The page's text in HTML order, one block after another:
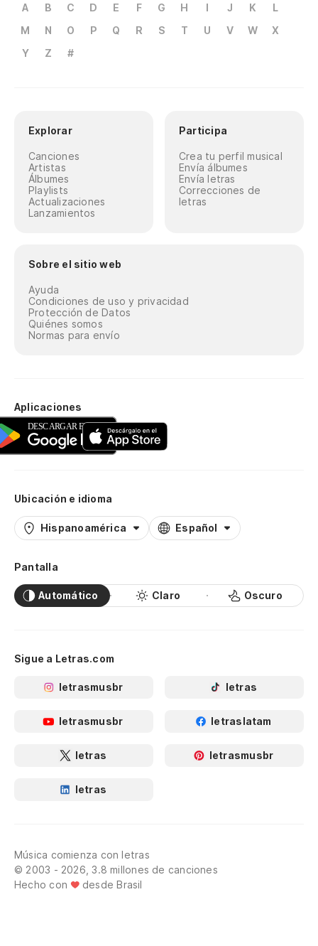
A B C D E F G H I J K
L
M
N O P Q R S T U V W
X
Y
Z #
Explorar
Canciones
Artistas
Álbumes
Playlists
Actualizaciones
Lanzamientos
Participa
Crea tu perfil musical
Envía álbumes
Envía letras
Correcciones de
letras
Sobre el sitio web
Ayuda
Condiciones de uso y privacidad
Protección de Datos
Quiénes somos
Normas para envío
Aplicaciones
Ubicación e idioma
Hispanoamérica Español
Pantalla
Automático Claro Oscuro
Sigue a Letras.com
letrasmusbr letras
letrasmusbr letraslatam
letras letrasmusbr
letras
Música comienza con letras
© 2003 - 2026, 3.8 millones de canciones
Hecho con
desde Brasil